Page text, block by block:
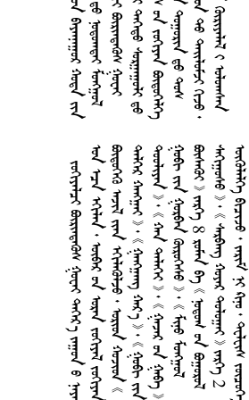
                                                         8               2        